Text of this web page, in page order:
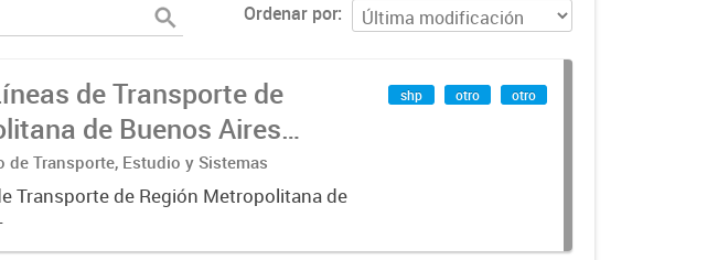
Ordenar por
de Transporte de
de Buenos Aires
de Transporte, Estudio y Sistemas
Transporte de Región Metropolitana de
shp otro otro